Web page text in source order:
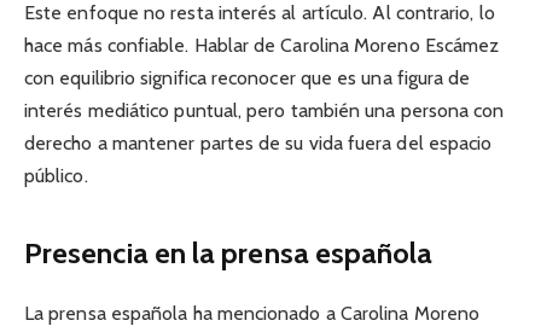
Este enfoque no resta interés al artículo. Al contrario, lo
hace más confiable. Hablar de Carolina Moreno Escámez
con equilibrio significa reconocer que es una figura de
interés mediático puntual, pero también una persona con
derecho a mantener partes de su vida fuera del espacio
público.
Presencia en la prensa española
La prensa española ha mencionado a Carolina Moreno